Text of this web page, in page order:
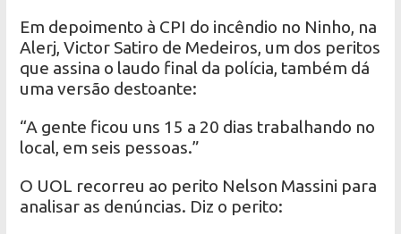
Em depoimento à CPI do incêndio no Ninho, na
Alerj, Victor Satiro de Medeiros, um dos peritos
que assina o laudo final da polícia, também dá
uma versão destoante:
“A gente ficou uns 15 a 20 dias trabalhando no
local, em seis pessoas.”
O UOL recorreu ao perito Nelson Massini para
analisar as denúncias. Diz o perito: